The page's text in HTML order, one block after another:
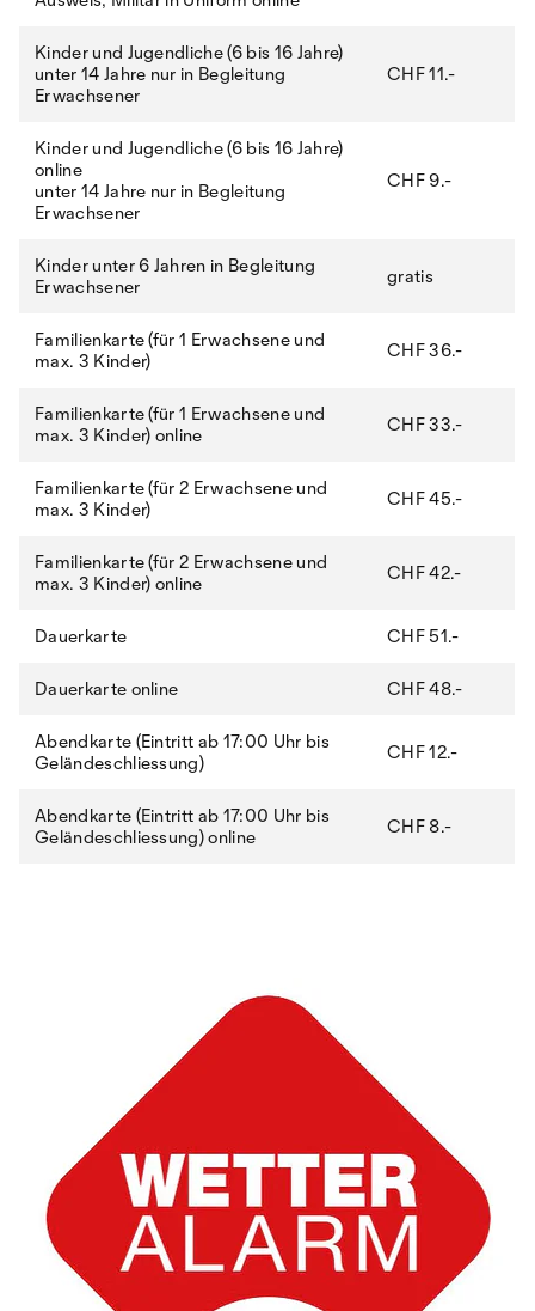
Kinder und Jugendliche (6 bis 16 Jahre)
unter 14 Jahre nur in Begleitung
Erwachsener
CHF 11.-
Kinder und Jugendliche (6 bis 16 Jahre)
online
unter 14 Jahre nur in Begleitung
Erwachsener
CHF 9.-
Kinder unter 6 Jahren in Begleitung
Erwachsener
gratis
Familienkarte (für 1 Erwachsene und
max. 3 Kinder)
CHF 36.-
Familienkarte (für 1 Erwachsene und
max. 3 Kinder) online
CHF 33.-
Familienkarte (für 2 Erwachsene und
max. 3 Kinder)
CHF 45.-
Familienkarte (für 2 Erwachsene und
max. 3 Kinder) online
CHF 42.-
Dauerkarte CHF 51.-
Dauerkarte online CHF 48.-
Abendkarte (Eintritt ab 17:00 Uhr bis
Geländeschliessung)
CHF 12.-
Abendkarte (Eintritt ab 17:00 Uhr bis
Geländeschliessung) online
CHF 8.-